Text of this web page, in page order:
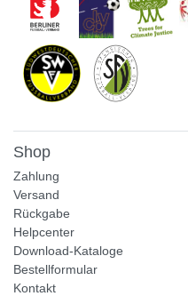
Shop
Zahlung
Versand
Rückgabe
Helpcenter
Download-Kataloge
Bestellformular
Kontakt